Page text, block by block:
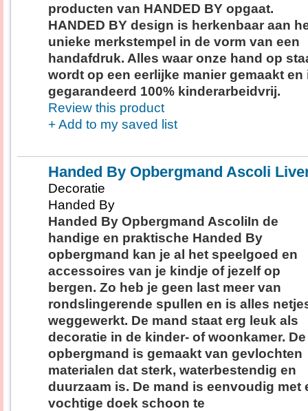
producten van HANDED BY opgaat.
HANDED BY design is herkenbaar aan
unieke merkstempel in de vorm van een
handafdruk. Alles waar onze hand op
wordt op een eerlijke manier gemaakt en
gegarandeerd 100% kinderarbeidvrij.
Review this product
+ Add to my saved list
Handed By Opbergmand Ascoli
Decoratie
Handed By
Handed By Opbergmand AscoliIn de
handige en praktische Handed By
opbergmand kan je al het speelgoed en
accessoires van je kindje of jezelf op
bergen. Zo heb je geen last meer van
rondslingerende spullen en is alles
weggewerkt. De mand staat erg leuk als
decoratie in de kinder- of woonkamer. De
opbergmand is gemaakt van gevlochten
materialen dat sterk, waterbestendig en
duurzaam is. De mand is eenvoudig met
vochtige doek schoon te